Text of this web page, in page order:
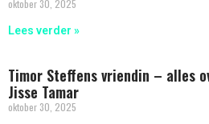
oktober 30, 2025
Lees verder »
Timor Steffens vriendin – alles
Jisse Tamar
oktober 30, 2025